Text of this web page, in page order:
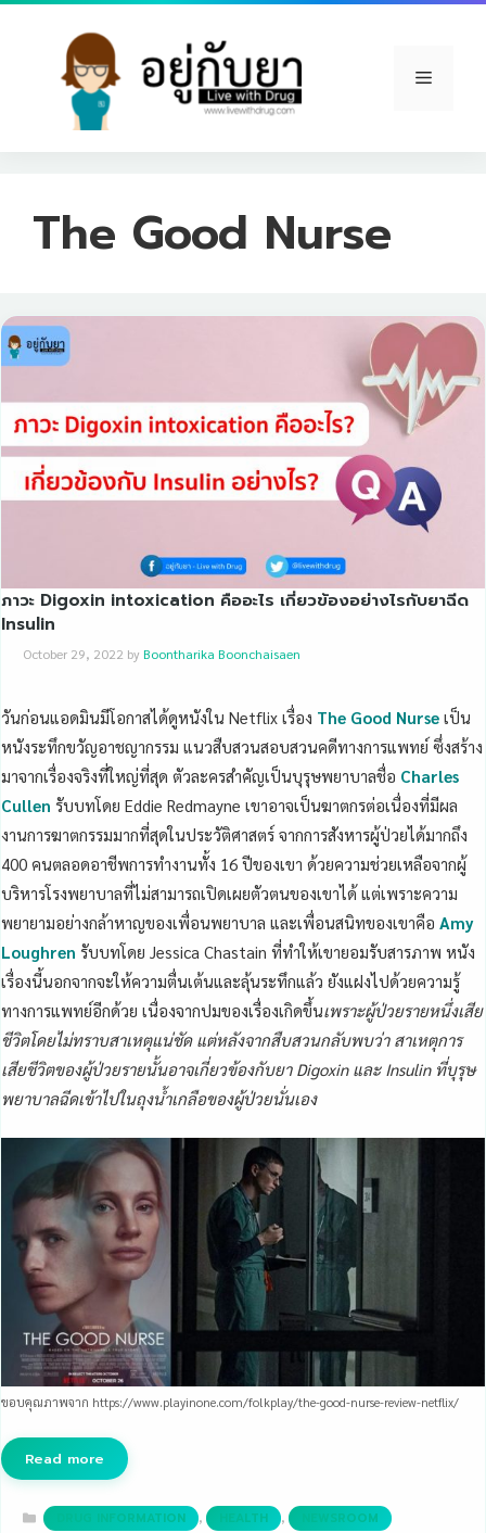
Menu
The Good Nurse
ภาวะ Digoxin intoxication คืออะไร เกี่ยวข้องอย่างไรกับยาฉีด
Insulin
October 29, 2022 by Boontharika Boonchaisaen
วันก่อนแอดมินมีโอกาสได้ดูหนังใน Netflix เรื่อง The Good Nurse เป็น
หนังระทึกขวัญอาชญากรรม แนวสืบสวนสอบสวนคดีทางการแพทย์ ซึ่งสร้าง
มาจากเรื่องจริงที่ใหญ่ที่สุด ตัวละครสำคัญเป็นบุรุษพยาบาลชื่อ Charles
Cullen รับบทโดย Eddie Redmayne เขาอาจเป็นฆาตกรต่อเนื่องที่มีผล
งานการฆาตกรรมมากที่สุดในประวัติศาสตร์ จากการสังหารผู้ป่วยได้มากถึง
400 คนตลอดอาชีพการทำงานทั้ง 16 ปีของเขา ด้วยความช่วยเหลือจากผู้
บริหารโรงพยาบาลที่ไม่สามารถเปิดเผยตัวตนของเขาได้ แต่เพราะความ
พยายามอย่างกล้าหาญของเพื่อนพยาบาล และเพื่อนสนิทของเขาคือ Amy
Loughren รับบทโดย Jessica Chastain ที่ทำให้เขายอมรับสารภาพ หนัง
เรื่องนี้นอกจากจะให้ความตื่นเต้นและลุ้นระทึกแล้ว ยังแฝงไปด้วยความรู้
ทางการแพทย์อีกด้วย เนื่องจากปมของเรื่องเกิดขึ้นเพราะผู้ป่วยรายหนึ่งเสีย
ชีวิตโดยไม่ทราบสาเหตุแน่ชัด แต่หลังจากสืบสวนกลับพบว่า สาเหตุการ
เสียชีวิตของผู้ป่วยรายนั้นอาจเกี่ยวข้องกับยา Digoxin และ Insulin ที่บุรุษ
พยาบาลฉีดเข้าไปในถุงน้ำเกลือของผู้ป่วยนั่นเอง
ขอบคุณภาพจาก https://www.playinone.com/folkplay/the-good-nurse-review-netflix/
Read more
Categories
DRUG INFORMATION , HEALTH , NEWSROOM